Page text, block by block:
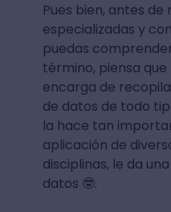
Pues bien, antes
especializadas y
puedas
término, piensa
encarga de
de datos de todo
la hace tan
aplicación de
disciplinas, le da
datos 🤓.